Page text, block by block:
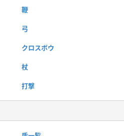
鞭
弓
クロスボウ
杖
打撃